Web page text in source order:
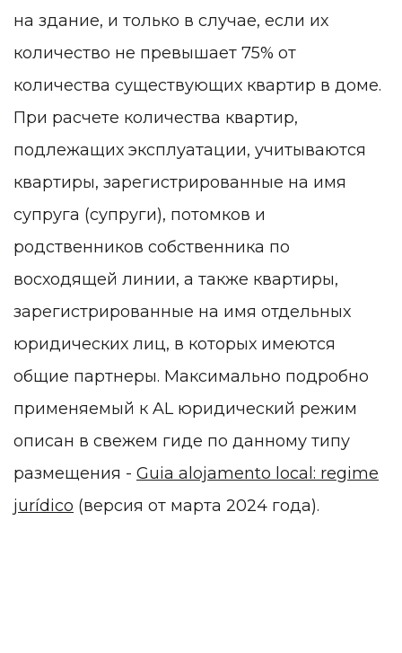
на здание, и только в случае, если их
количество не превышает 75% от
количества существующих квартир в доме.
При расчете количества квартир,
подлежащих эксплуатации, учитываются
квартиры, зарегистрированные на имя
супруга (супруги), потомков и
родственников собственника по
восходящей линии, а также квартиры,
зарегистрированные на имя отдельных
юридических лиц, в которых имеются
общие партнеры. Максимально подробно
применяемый к AL юридический режим
описан в свежем гиде по данному типу
размещения - Guia alojamento local: regime
jurídico (версия от марта 2024 года)​​​​.